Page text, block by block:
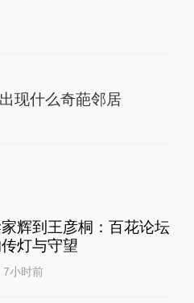
现什么奇葩邻居
辉到王彦桐：百花论坛
灯与守望
7小时前